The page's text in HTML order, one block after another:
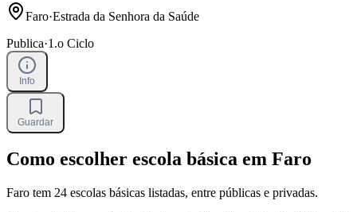
Faro·Estrada da Senhora da Saúde
Publica·1.o Ciclo
Info
Guardar
Como escolher escola básica em Faro
Faro tem 24 escolas básicas listadas, entre públicas e privadas.